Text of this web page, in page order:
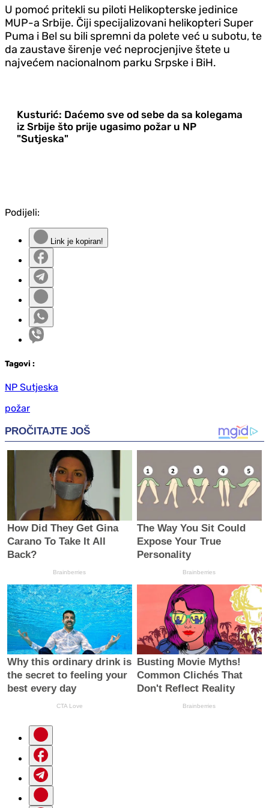
U pomoć pritekli su piloti Helikopterske jedinice
MUP-a Srbije. Čiji specijalizovani helikopteri Super
Puma i Bel su bili spremni da polete već u subotu, te
da zaustave širenje već neprocjenjive štete u
najvećem nacionalnom parku Srpske i BiH.
Kusturić: Daćemo sve od sebe da sa kolegama
iz Srbije što prije ugasimo požar u NP
"Sutjeska"
Podijeli:
Link je kopiran!
Tagovi :
NP Sutjeska
požar